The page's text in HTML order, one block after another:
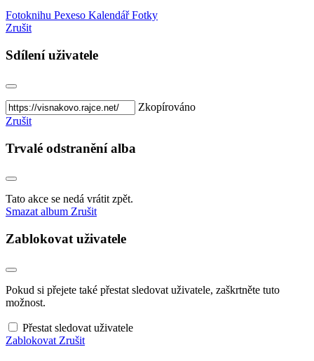
Fotoknihu Pexeso KalendářFotky
Zrušit
Sdílení uživatele
Zkopírováno
Zrušit
Trvalé odstranění alba
Tato akce se nedá vrátit zpět.
Smazat album Zrušit
Zablokovat uživatele
Pokud si přejete také přestat sledovat uživatele, zaškrtněte tuto
možnost.
Přestat sledovat uživatele
Zablokovat Zrušit